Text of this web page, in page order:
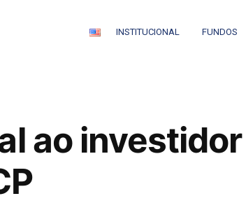
INSTITUCIONAL FUNDOS
ao investidor